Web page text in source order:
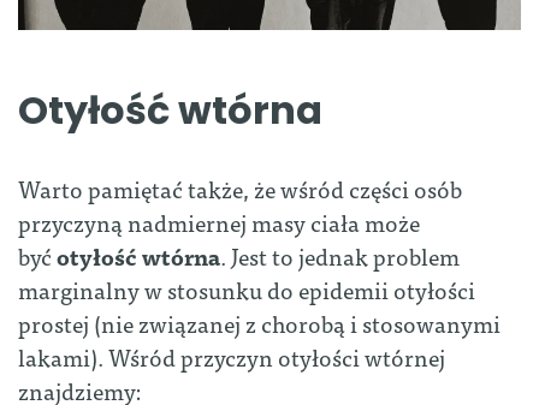
Otyłość wtórna
Warto pamiętać także, że wśród części osób
przyczyną nadmiernej masy ciała może
byćotyłość wtórna. Jest to jednak problem
marginalny w stosunku do epidemii otyłości
prostej (nie związanej z chorobą i stosowanymi
lakami). Wśród przyczyn otyłości wtórnej
znajdziemy: